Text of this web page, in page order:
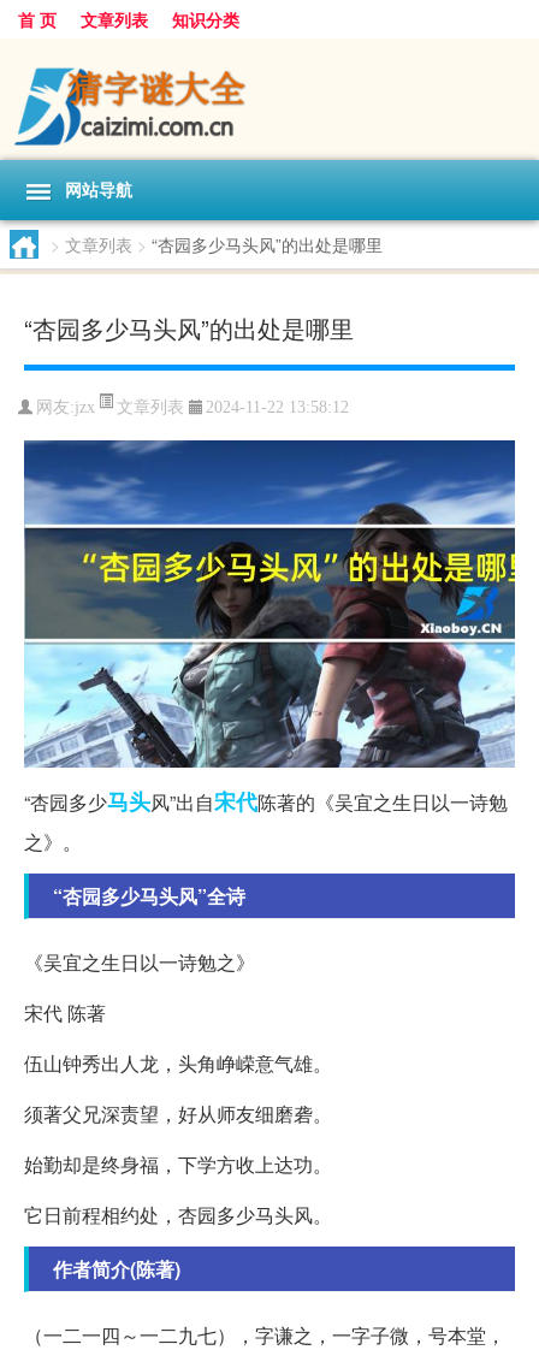
首 页 文章列表 知识分类
网站导航
> 文章列表 > “杏园多少马头风”的出处是哪里
“杏园多少马头风”的出处是哪里
网友:jzx 文章列表 2024-11-22 13:58:12
“杏园多少马头风”出自宋代陈著的《吴宜之生日以一诗勉
之》。
“杏园多少马头风”全诗
《吴宜之生日以一诗勉之》
宋代 陈著
伍山钟秀出人龙，头角峥嵘意气雄。
须著父兄深责望，好从师友细磨砻。
始勤却是终身福，下学方收上达功。
它日前程相约处，杏园多少马头风。
作者简介(陈著)
（一二一四～一二九七），字谦之，一字子微，号本堂，